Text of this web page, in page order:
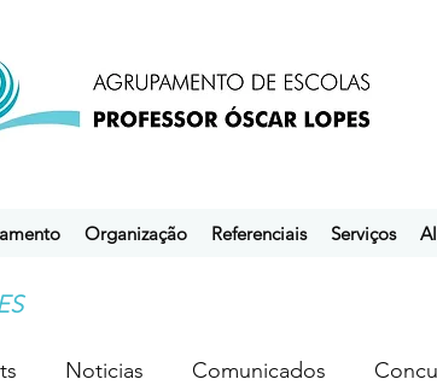
Organização Referenciais Serviços
Noticias Comunicados